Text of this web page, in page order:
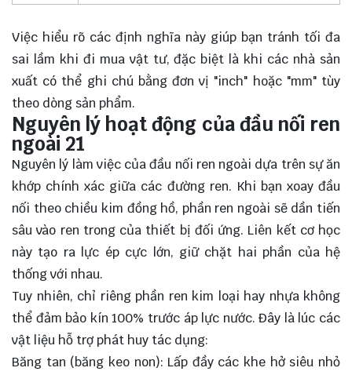
Việc hiểu rõ các định nghĩa này giúp bạn tránh tối đa
sai lầm khi đi mua vật tư, đặc biệt là khi các nhà sản
xuất có thể ghi chú bằng đơn vị "inch" hoặc "mm" tùy
theo dòng sản phẩm.
Nguyên lý hoạt động của đầu nối ren
ngoài 21
Nguyên lý làm việc của đầu nối ren ngoài dựa trên sự ăn
khớp chính xác giữa các đường ren. Khi bạn xoay đầu
nối theo chiều kim đồng hồ, phần ren ngoài sẽ dần tiến
sâu vào ren trong của thiết bị đối ứng. Liên kết cơ học
này tạo ra lực ép cực lớn, giữ chặt hai phần của hệ
thống với nhau.
Tuy nhiên, chỉ riêng phần ren kim loại hay nhựa không
thể đảm bảo kín 100% trước áp lực nước. Đây là lúc các
vật liệu hỗ trợ phát huy tác dụng:
Băng tan (băng keo non): Lấp đầy các khe hở siêu nhỏ